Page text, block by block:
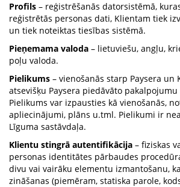
Profils – reģistrēšanās datorsistēmā,
reģistrētās personas dati, Klientam tiek
un tiek noteiktas tiesības sistēmā.
Pieņemama valoda – lietuviešu, angļu,
poļu valoda.
Pielikums – vienošanās starp Paysera un
atsevišķu Paysera piedāvāto
Pielikums var izpausties kā vienošanās,
apliecinājumi, plāns u.tml. Pielikumi ir
Līguma sastāvdaļa.
Klientu stingrā autentifikācija – fiziskas
personas identitātes pārbaudes
divu vai vairāku elementu izmantošanu,
zināšanas (piemēram, statiska parole,